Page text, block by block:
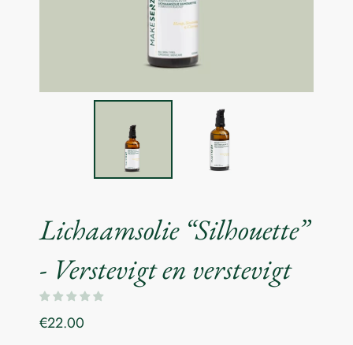
Lichaamsolie “Silhouette”
- Verstevigt en verstevigt
€22.00